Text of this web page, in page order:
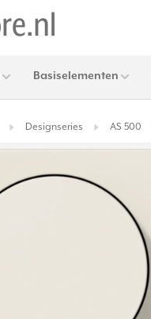
Basiselementen
Designseries AS 500